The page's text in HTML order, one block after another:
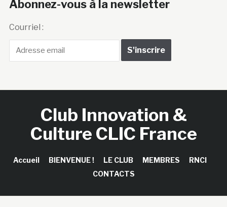
Abonnez-vous à la newsletter
Courriel :
Club Innovation &
Culture CLIC France
Accueil BIENVENUE ! LE CLUB MEMBRES
RNCI
CONTACTS